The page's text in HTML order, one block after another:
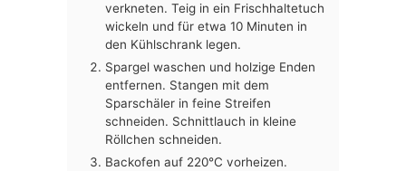
verkneten. Teig in ein Frischhaltetuch
wickeln und für etwa 10 Minuten in
den Kühlschrank legen.
Spargel waschen und holzige Enden
entfernen. Stangen mit dem
Sparschäler in feine Streifen
schneiden. Schnittlauch in kleine
Röllchen schneiden.
Backofen auf 220°C vorheizen.